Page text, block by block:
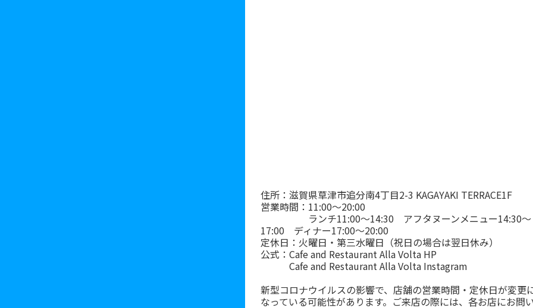
住所：滋賀県草津市追分南4丁目2-3 KAGAYAKI TERRACE1F
営業時間：11:00～20:00
ランチ11:00～14:30 アフタヌーンメニュー14:30～
17:00 ディナー17:00～20:00
定休日：火曜日・第三水曜日（祝日の場合は翌日休み）
公式： Cafe and Restaurant Alla Volta HP
Cafe and Restaurant Alla Volta Instagram
新型コロナウイルスの影響で、店舗の営業時間・定休日が変更
なっている可能性があります。ご来店の際には、各お店にお問